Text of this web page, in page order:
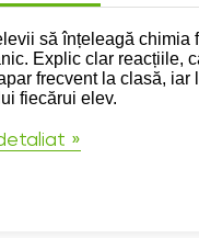
minesă înțeleagă chimia
Explic clar reacțiile,
frecvent la clasă, iar
fiecărui elev.
»